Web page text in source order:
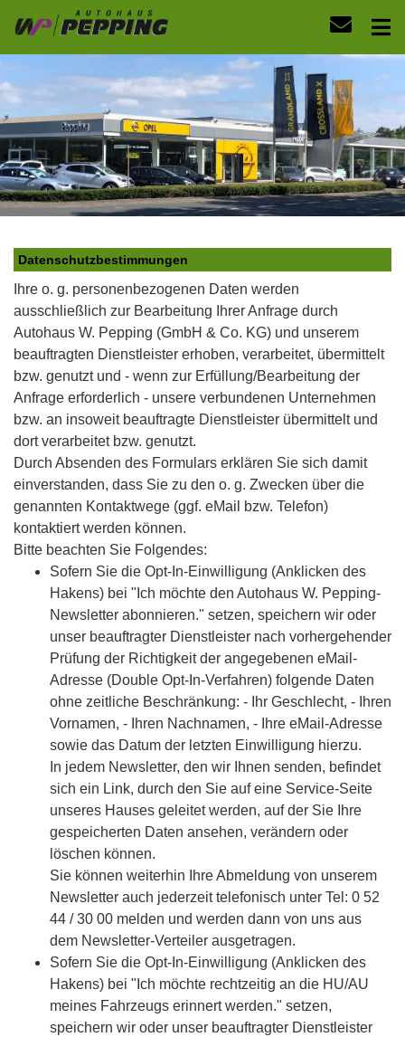
Datenschutzbestimmungen
Ihre o. g. personenbezogenen Daten werden
ausschließlich zur Bearbeitung Ihrer Anfrage durch
Autohaus W. Pepping (GmbH & Co. KG) und unserem
beauftragten Dienstleister erhoben, verarbeitet, übermittelt
bzw. genutzt und - wenn zur Erfüllung/Bearbeitung der
Anfrage erforderlich - unsere verbundenen Unternehmen
bzw. an insoweit beauftragte Dienstleister übermittelt und
dort verarbeitet bzw. genutzt.
Durch Absenden des Formulars erklären Sie sich damit
einverstanden, dass Sie zu den o. g. Zwecken über die
genannten Kontaktwege (ggf. eMail bzw. Telefon)
kontaktiert werden können.
Bitte beachten Sie Folgendes:
Sofern Sie die Opt-In-Einwilligung (Anklicken des
Hakens) bei "Ich möchte den Autohaus W. Pepping-
Newsletter abonnieren." setzen, speichern wir oder
unser beauftragter Dienstleister nach vorhergehender
Prüfung der Richtigkeit der angegebenen eMail-
Adresse (Double Opt-In-Verfahren) folgende Daten
ohne zeitliche Beschränkung: - Ihr Geschlecht, - Ihren
Vornamen, - Ihren Nachnamen, - Ihre eMail-Adresse
sowie das Datum der letzten Einwilligung hierzu.
In jedem Newsletter, den wir Ihnen senden, befindet
sich ein Link, durch den Sie auf eine Service-Seite
unseres Hauses geleitet werden, auf der Sie Ihre
gespeicherten Daten ansehen, verändern oder
löschen können.
Sie können weiterhin Ihre Abmeldung von unserem
Newsletter auch jederzeit telefonisch unter Tel: 0 52
44 / 30 00 melden und werden dann von uns aus
dem Newsletter-Verteiler ausgetragen.
Sofern Sie die Opt-In-Einwilligung (Anklicken des
Hakens) bei "Ich möchte rechtzeitig an die HU/AU
meines Fahrzeugs erinnert werden." setzen,
speichern wir oder unser beauftragter Dienstleister